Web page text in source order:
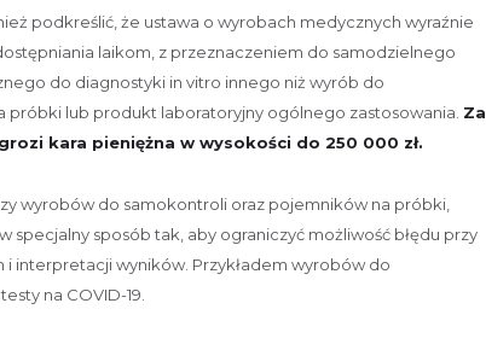
podkreślić, że ustawa o wyrobach medycznych wyraźnie
laikom, z przeznaczeniem do samodzielnego
do diagnostyki in vitro innego niż wyrób do
próbki lub produkt laboratoryjny ogólnego zastosowania. Za
kara pieniężna w wysokości do 250 000 zł.
wyrobów do samokontroli oraz pojemników na próbki,
specjalny sposób tak, aby ograniczyć możliwość błędu przy
i interpretacji wyników. Przykładem wyrobów do
na COVID-19.